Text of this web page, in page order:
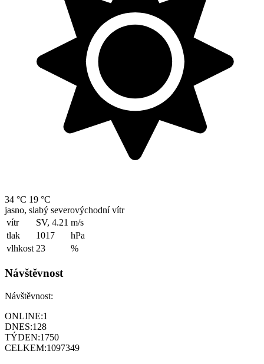
34 °C 19 °C
jasno, slabý severovýchodní vítr
vítr
SV, 4.21 m/s
tlak
1017
hPa
vlhkost 23 %
Návštěvnost
Návštěvnost:
ONLINE:1
DNES:128
TÝDEN:1750
CELKEM:1097349